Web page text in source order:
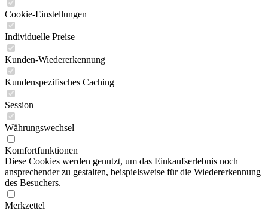
Cookie-Einstellungen
Individuelle Preise
Kunden-Wiedererkennung
Kundenspezifisches Caching
Session
Währungswechsel
Komfortfunktionen
Diese Cookies werden genutzt, um das Einkaufserlebnis noch
ansprechender zu gestalten, beispielsweise für die Wiedererkennung
des Besuchers.
Merkzettel